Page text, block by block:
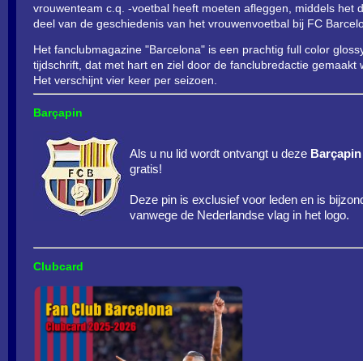
vrouwenteam c.q. -voetbal heeft moeten afleggen, middels het
deel van de geschiedenis van het vrouwenvoetbal bij FC
Het fanclubmagazine "Barcelona" is een prachtig full color
tijdschrift, dat met hart en ziel door de fanclubredactie gemaakt
Het verschijnt vier keer per seizoen.
Barçapin
Als u nu lid wordt ontvangt u deze Barçapin
gratis!
Deze pin is exclusief voor leden en is
vanwege de Nederlandse vlag in het logo.
Clubcard